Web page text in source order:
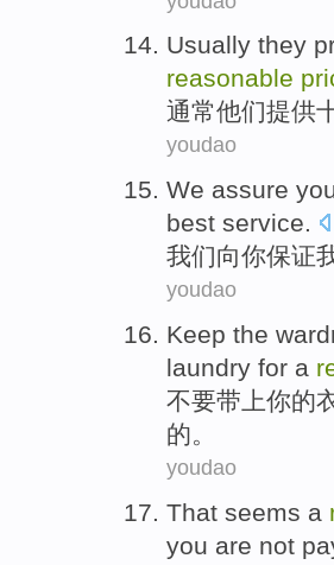
Usually they
reasonable
通常他们提供
youdao
We assure
best service.
我们向你保证
youdao
Keep the
laundry for a
不要带上你的
的。
youdao
That seems a
you are not